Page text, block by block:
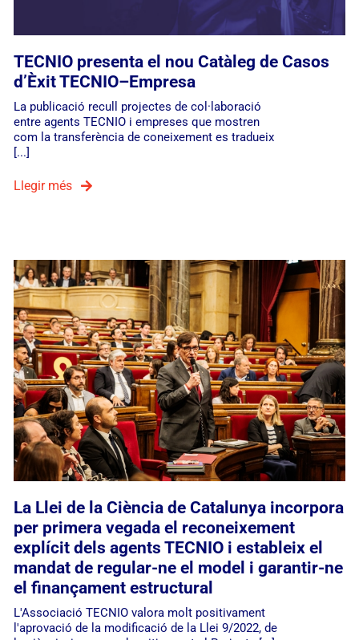
TECNIO presenta el nou Catàleg de Casos
d’Èxit TECNIO–Empresa
La publicació recull projectes de col·laboració
entre agents TECNIO i empreses que mostren
com la transferència de coneixement es tradueix
[...]
Llegir més
La Llei de la Ciència de Catalunya incorpora
per primera vegada el reconeixement
explícit dels agents TECNIO i estableix el
mandat de regular-ne el model i garantir-ne
el finançament estructural
L'Associació TECNIO valora molt positivament
l'aprovació de la modificació de la Llei 9/2022, de